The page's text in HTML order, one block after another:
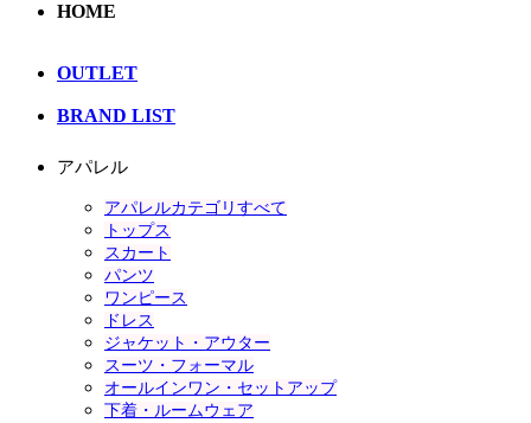
HOME
OUTLET
BRAND LIST
アパレル
アパレルカテゴリすべて
トップス
スカート
パンツ
ワンピース
ドレス
ジャケット・アウター
スーツ・フォーマル
オールインワン・セットアップ
下着・ルームウェア